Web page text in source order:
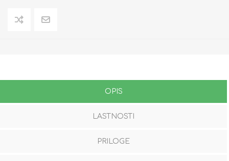
OPIS
LASTNOSTI
PRILOGE